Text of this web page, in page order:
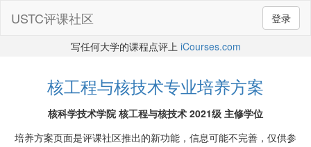
登录
USTC评课社区
写任何大学的课程点评上 iCourses.com
核工程与核技术专业培养方案
核科学技术学院 核工程与核技术 2021级 主修学位
培养方案页面是评课社区推出的新功能，信息可能不完善，仅供参